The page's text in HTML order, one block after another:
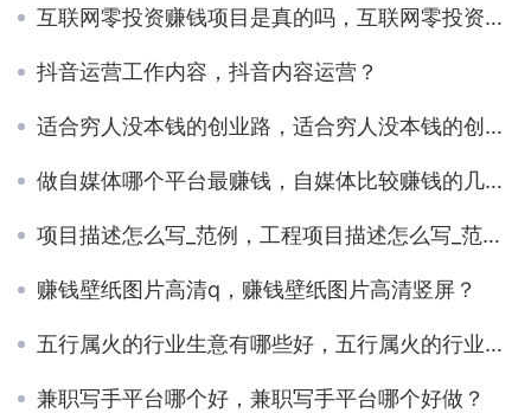
互联网零投资赚钱项目是真的吗，互联网零投资赚钱项目怎么做？
抖音运营工作内容，抖音内容运营？
适合穷人没本钱的创业路，适合穷人没本钱的创业路济宁市？
做自媒体哪个平台最赚钱，自媒体比较赚钱的几个平台？
项目描述怎么写_范例，工程项目描述怎么写_范例？
赚钱壁纸图片高清q，赚钱壁纸图片高清竖屏？
五行属火的行业生意有哪些好，五行属火的行业生意有哪些好做？
兼职写手平台哪个好，兼职写手平台哪个好做？